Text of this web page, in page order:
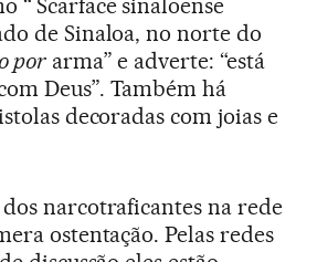
“ Scarface sinaloense
de Sinaloa, no norte do
porarma” e adverte: “está
Deus”. Também há
decoradas com joias e
narcotraficantes na rede
ostentação. Pelas redes